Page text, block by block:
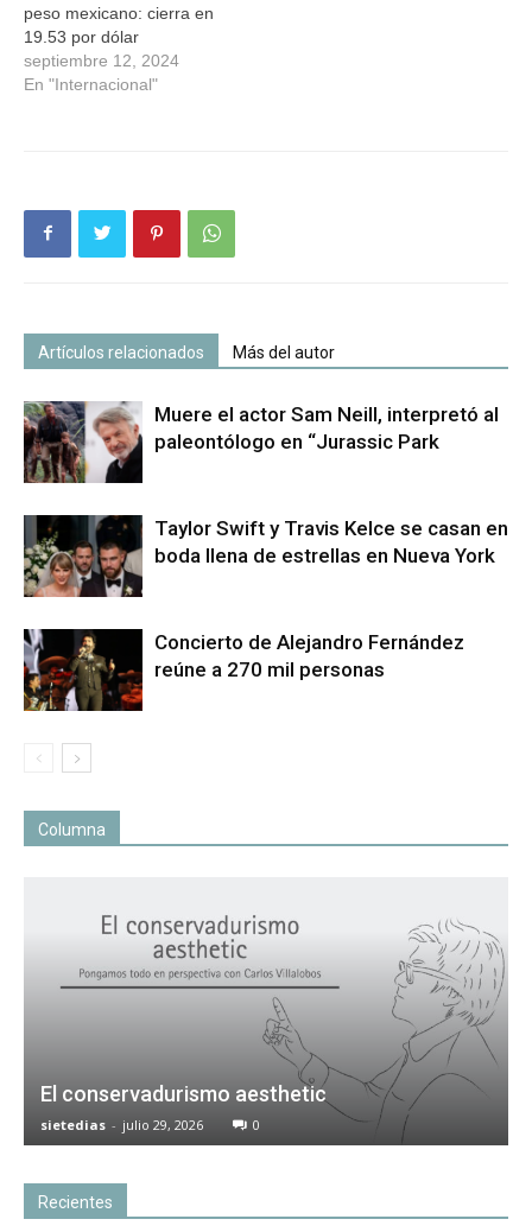
peso mexicano: cierra en
19.53 por dólar
septiembre 12, 2024
En "Internacional"
Artículos relacionados Más del autor
Muere el actor Sam Neill, interpretó al
paleontólogo en “Jurassic Park
Taylor Swift y Travis Kelce se casan en
boda llena de estrellas en Nueva York
Concierto de Alejandro Fernández
reúne a 270 mil personas
Columna
El conservadurismo aesthetic
sietedias - julio 29, 2026 0
Recientes